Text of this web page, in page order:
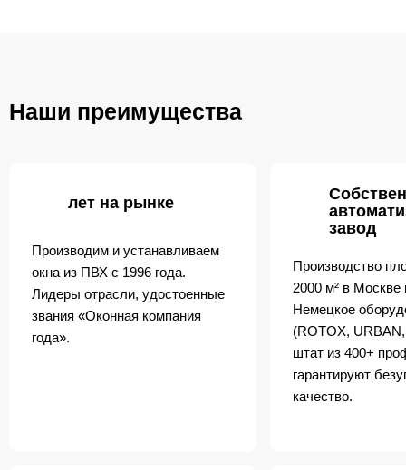
Наши преимущества
лет на рынке
Производим и устанавливаем
окна из ПВХ с 1996 года.
Лидеры отрасли, удостоенные
звания «Оконная компания
года».
завод
Производство
2000 м² в
Немецкое
(ROTOX,
штат из 400+
гарантируют
качество.